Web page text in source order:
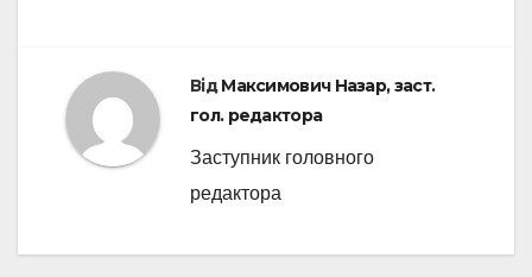
ВідМаксимович Назар, заст.
гол. редактора
Заступник головного
редактора